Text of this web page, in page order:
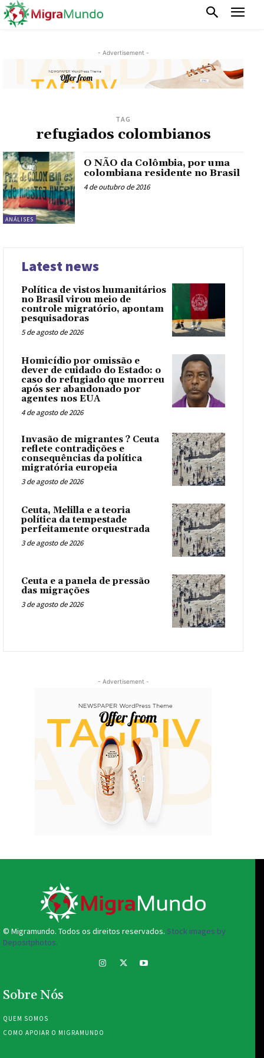
- Advertisement -
TAG
refugiados colombianos
ANÁLISES
O NÃO da Colômbia, por uma
colombiana residente no Brasil
4 de outubro de 2016
Latest news
Política de vistos humanitários
no Brasil virou meio de
controle migratório, apontam
pesquisadoras
5 de agosto de 2026
Homicídio por omissão e
dever de cuidado do Estado: o
caso do refugiado que morreu
após ser abandonado por
agentes nos EUA
4 de agosto de 2026
Invasão de migrantes ? Ceuta
reflete contradições e
consequências da política
migratória europeia
3 de agosto de 2026
Ceuta, Melilla e a teoria
política da tempestade
perfeitamente orquestrada
3 de agosto de 2026
Ceuta e a panela de pressão
das migrações
3 de agosto de 2026
- Advertisement -
© Migramundo. Todos os direitos reservados. Stock images by
Depositphotos.
Sobre Nós
QUEM SOMOS
COMO APOIAR O MIGRAMUNDO